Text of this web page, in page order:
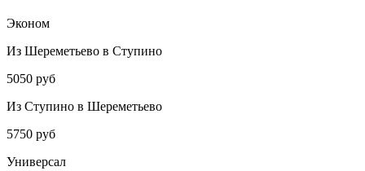
Эконом
Из Шереметьево в Ступино
5050 руб
Из Ступино в Шереметьево
5750 руб
Универсал